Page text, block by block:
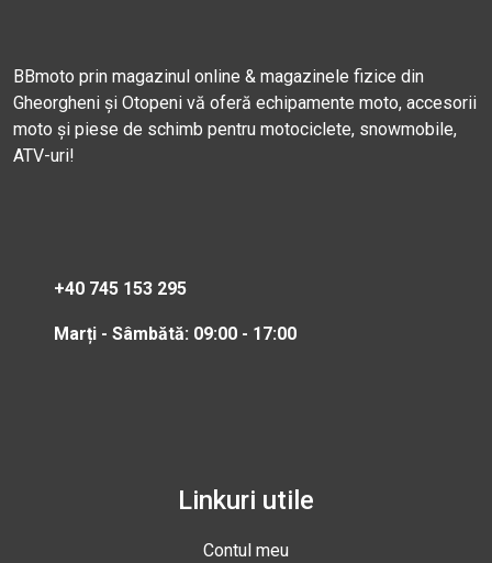
BBmoto prin magazinul online & magazinele fizice din
Gheorgheni și Otopeni vă oferă echipamente moto, accesorii
moto și piese de schimb pentru motociclete, snowmobile,
ATV-uri!
+40 745 153 295
Marți - Sâmbătă: 09:00 - 17:00
Linkuri utile
Contul meu